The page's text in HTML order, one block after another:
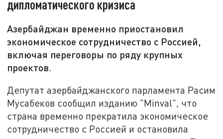
дипломатического кризиса
Азербайджан временно приостановил
экономическое сотрудничество с Россией,
включая переговоры по ряду крупных
проектов.
Депутат азербайджанского парламента Расим
Мусабеков сообщил изданию "Minval", что
страна временно прекратила экономическое
сотрудничество с Россией и остановила